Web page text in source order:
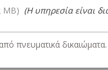
MB) (Η υπηρεσία είναι
πνευματικά δικαιώματα.